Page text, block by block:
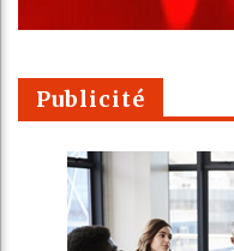
Publicité